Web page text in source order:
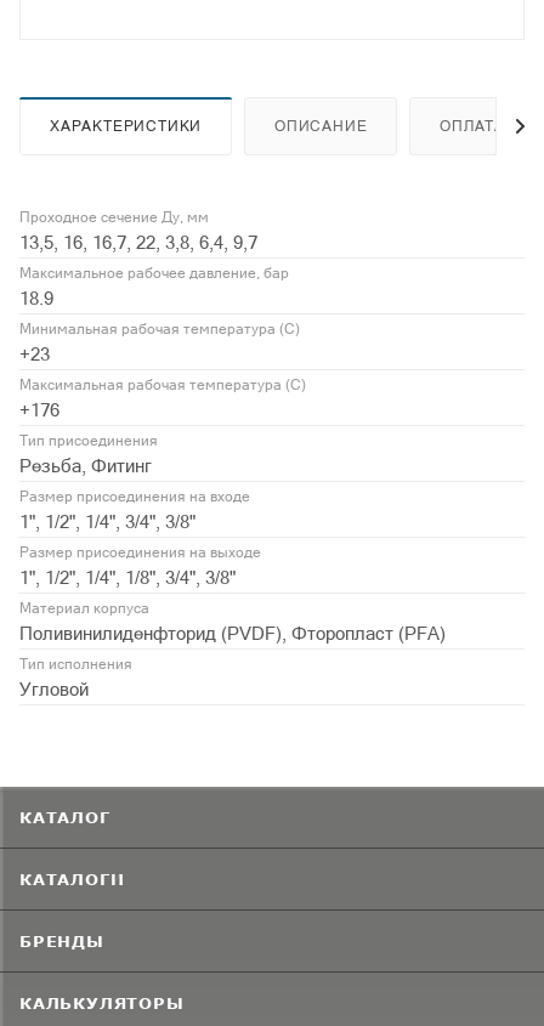
ХАРАКТЕРИСТИКИ ОПИСАНИЕ ОПЛАТА
Проходное сечение Ду, мм
13,5, 16, 16,7, 22, 3,8, 6,4, 9,7
Максимальное рабочее давление, бар
18.9
Минимальная рабочая температура (С)
+23
Максимальная рабочая температура (С)
+176
Тип присоединения
Резьба, Фитинг
Размер присоединения на входе
1", 1/2", 1/4", 3/4", 3/8"
Размер присоединения на выходе
1", 1/2", 1/4", 1/8", 3/4", 3/8"
Материал корпуса
Поливинилиденфторид (PVDF), Фторопласт (PFA)
Тип исполнения
Угловой
КАТАЛОГ
КАТАЛОГИ
БРЕНДЫ
КАЛЬКУЛЯТОРЫ